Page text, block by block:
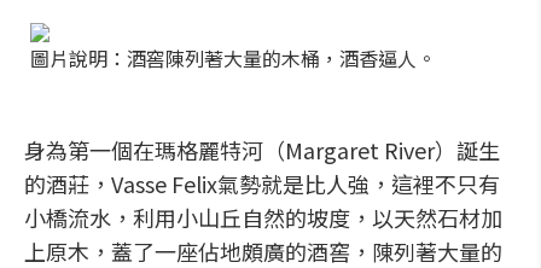
圖片說明：酒窖陳列著大量的木桶，酒香逼人。
身為第一個在瑪格麗特河（Margaret River）誕生
的酒莊，Vasse Felix氣勢就是比人強，這裡不只有
小橋流水，利用小山丘自然的坡度，以天然石材加
上原木，蓋了一座佔地頗廣的酒窖，陳列著大量的